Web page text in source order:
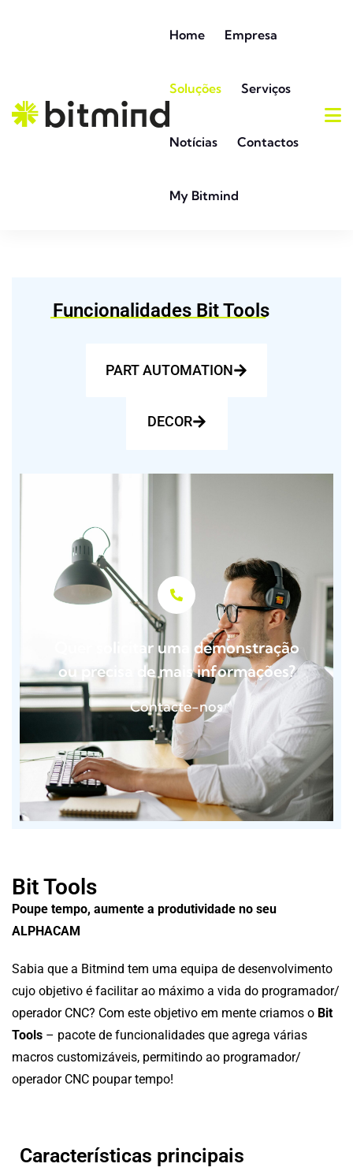
Home Empresa
Soluções Serviços
Notícias Contactos
My Bitmind
Funcionalidades Bit Tools
_______________________________________
PART AUTOMATIONㅤㅤㅤㅤㅤ
DECORㅤㅤㅤㅤㅤㅤㅤㅤㅤㅤ
Quer solicitar uma demonstração
ou precisa de mais informações?
Contacte-nos
Bit Tools
Poupe tempo, aumente a produtividade no seu
ALPHACAM
Sabia que a Bitmind tem uma equipa de desenvolvimento
cujo objetivo é facilitar ao máximo a vida do programador/
operador CNC? Com este objetivo em mente criamos o Bit
Tools – pacote de funcionalidades que agrega várias
macros customizáveis, permitindo ao programador/
operador CNC poupar tempo!
Características principais